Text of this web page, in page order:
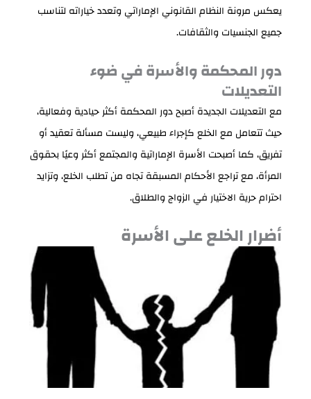
يعكس مرونة النظام القانوني الإماراتي وتعدد خياراته لتناسب
جميع الجنسيات والثقافات.
دور المحكمة والأسرة في ضوء
التعديلات
مع التعديلات الجديدة أصبح دور المحكمة أكثر حيادية وفعالية،
حيث تتعامل مع الخلع كإجراء طبيعي، وليست مسألة تعقيد أو
تفريق، كما أصبحت الأسرة الإماراتية والمجتمع أكثر وعيًا بحقوق
المرأة، مع تراجع الأحكام المسبقة تجاه من تطلب الخلع، وتزايد
احترام حرية الاختيار في الزواج والطلاق.
أضرار الخلع على الأسرة